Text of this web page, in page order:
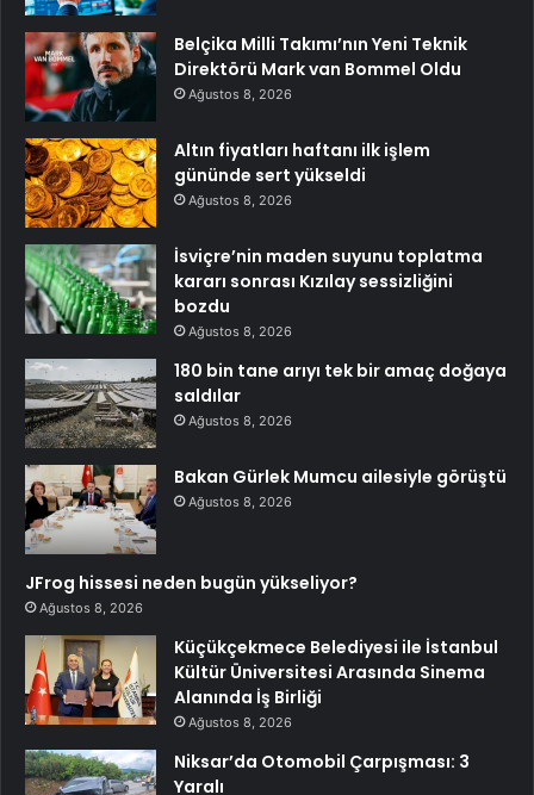
Belçika Milli Takımı’nın Yeni Teknik
Direktörü Mark van Bommel Oldu
Ağustos 8, 2026
Altın fiyatları haftanı ilk işlem
gününde sert yükseldi
Ağustos 8, 2026
İsviçre’nin maden suyunu toplatma
kararı sonrası Kızılay sessizliğini
bozdu
Ağustos 8, 2026
180 bin tane arıyı tek bir amaç doğaya
saldılar
Ağustos 8, 2026
Bakan Gürlek Mumcu ailesiyle görüştü
Ağustos 8, 2026
JFrog hissesi neden bugün yükseliyor?
Ağustos 8, 2026
Küçükçekmece Belediyesi ile İstanbul
Kültür Üniversitesi Arasında Sinema
Alanında İş Birliği
Ağustos 8, 2026
Niksar’da Otomobil Çarpışması: 3
Yaralı